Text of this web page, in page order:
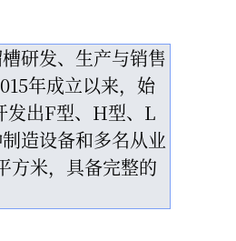
研发、生产与销售
年成立以来，始
发出F型、H型、L
造设备和多名从业
方米，具备完整的